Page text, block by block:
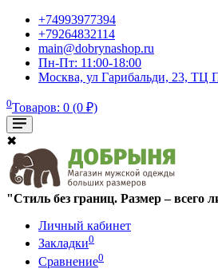
+74993977394
+79264832114
main@dobrynashop.ru
Пн-Пт: 11:00-18:00
Москва, ул Гарибальди, 23, ТЦ
0Товаров: 0 (0 ₽)
✖
"Стиль без границ. Размер – всего
Личный кабинет
Закладки0
Сравнение0